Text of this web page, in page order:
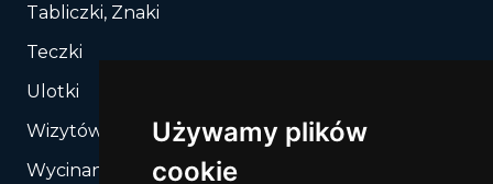
Używamy plików
cookie
Tabliczki, Znaki
Teczki
Ulotki
Wizytówki
Wycinanie, Sztancowanie wg Twojego rozkroju